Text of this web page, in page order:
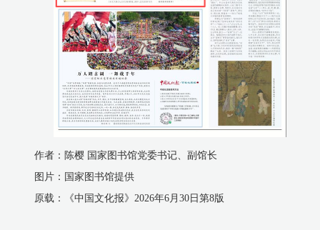
作者：陈樱 国家图书馆党委书记、副馆长
图片：国家图书馆提供
原载：《中国文化报》2026年6月30日第8版